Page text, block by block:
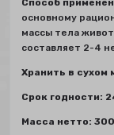
Способ
основному
массы тела
составляет 2-4
Хранить в сухом
Срок годности:
Масса нетто: